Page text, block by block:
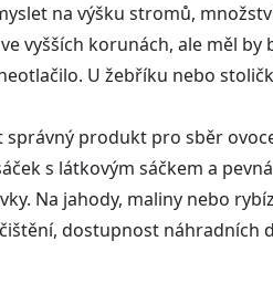
na výšku stromů,
vyšších korunách, ale měl
U žebříku nebo
správný produkt pro sběr
s látkovým sáčkem a
Na jahody, maliny nebo
dostupnost náhradních